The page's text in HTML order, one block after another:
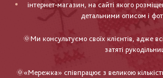
інтернет-магазин, на сайті якого
детальними описом і
🌞Ми консультуємо своїх клієнтів, адже
затяті
🌞«Мережка» співпрацює з великою